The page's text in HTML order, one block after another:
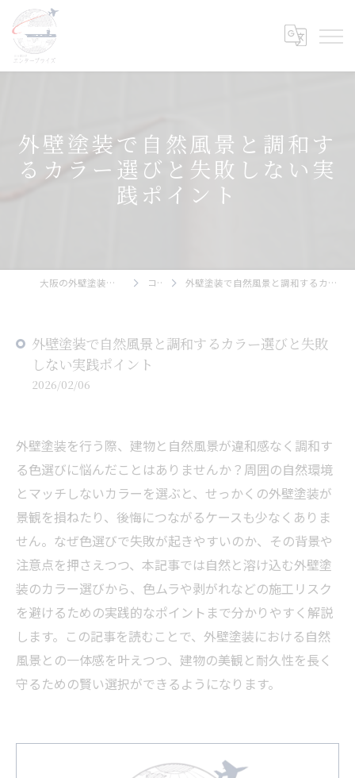
外壁塗装で自然風景と調和す
るカラー選びと失敗しない実
践ポイント
大阪の外壁塗装ならエンタープライズ コラム 外壁塗装で自然風景と調和するカラー選びと失敗しない実践ポイント
外壁塗装で自然風景と調和するカラー選びと失敗
しない実践ポイント
2026/02/06
外壁塗装を行う際、建物と自然風景が違和感なく調和す
る色選びに悩んだことはありませんか？周囲の自然環境
とマッチしないカラーを選ぶと、せっかくの外壁塗装が
景観を損ねたり、後悔につながるケースも少なくありま
せん。なぜ色選びで失敗が起きやすいのか、その背景や
注意点を押さえつつ、本記事では自然と溶け込む外壁塗
装のカラー選びから、色ムラや剥がれなどの施工リスク
を避けるための実践的なポイントまで分かりやすく解説
します。この記事を読むことで、外壁塗装における自然
風景との一体感を叶えつつ、建物の美観と耐久性を長く
守るための賢い選択ができるようになります。